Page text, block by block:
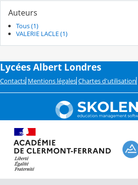
Auteurs
Tous (1)
VALERIE LACLE (1)
Lycées Albert Londres
Contacts Mentions légales Chartes d'utilisation